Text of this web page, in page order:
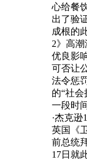
心给餐
出了验
成根的
2》高
优良影
可否让
法令惩
的“社
一段时
·杰克逊
英国《
前总统
17日就